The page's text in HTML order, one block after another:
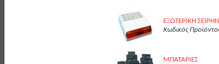
ΕΞΩΤΕΡΙΚΗ
Κωδικός
ΜΠΑΤΑΡΙΕΣ